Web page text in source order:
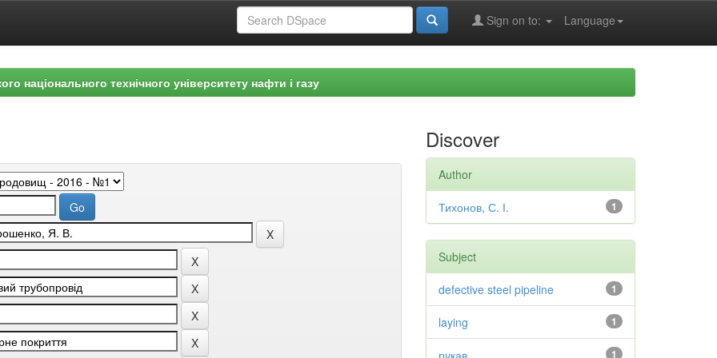
Language
Sign on to:
національного технічного університету нафти і газу
Discover
Author
1
Тихонов, С. І.
Subject
1
defective steel pipeline
1
laying
1
рукав